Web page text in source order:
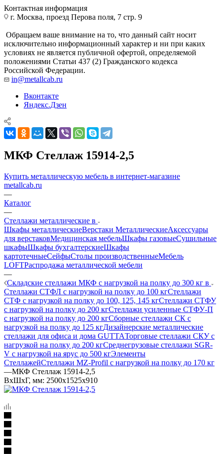
Контактная информация
г. Москва, проезд Перова поля, 7 стр. 9
Обращаем ваше внимание на то, что данный сайт носит
исключительно информационный характер и ни при каких
условиях не является публичной офертой, определяемой
положениями Статьи 437 (2) Гражданского кодекса
Российской Федерации.
in@metallcab.ru
Вконтакте
Яндекс.Дзен
МКФ Стеллаж 15914-2,5
Купить металлическую мебель в интернет-магазине
metallcab.ru
—
Каталог
—
Стеллажи металлические в
Шкафы металлическиеВерстаки МеталлическиеАксессуары
для верстаковМедицинская мебельШкафы газовыеСушильные
шкафыШкафы бухгалтерскиеШкафы
картотечныеСейфыСтолы производственныеМебель
LOFTРаспродажа металлической мебели
—
Складские стеллажи МКФ с нагрузкой на полку до 300 кг в
Стеллажи СТФЛ с нагрузкой на полку до 100 кгСтеллажи
СТФ с нагрузкой на полку до 100, 125, 145 кгСтеллажи СТФУ
с нагрузкой на полку до 200 кгСтеллажи усиленные СТФУ-П
с нагрузкой на полку до 200 кгСборные стеллажи СК с
нагрузкой на полку до 125 кгДизайнерские металлические
стеллажи для офиса и дома GUTTAТорговые стеллажи СКУ с
нагрузкой на полку до 200 кгСреднегрузовые стеллажи SGR-
V с нагрузкой на ярус до 500 кгЭлементы
СтеллажейСтеллажи MZ-Profil с нагрузкой на полку до 170 кг
—МКФ Стеллаж 15914-2,5
ВхШхГ, мм: 2500x1525x910